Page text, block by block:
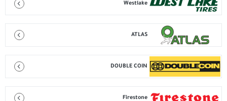
Westlake
ATLAS
DOUBLE COIN
Firestone